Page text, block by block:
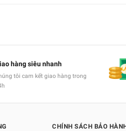
hàng siêu nhanh
tôi cam kết giao hàng trong
CHÍNH SÁCH BẢO